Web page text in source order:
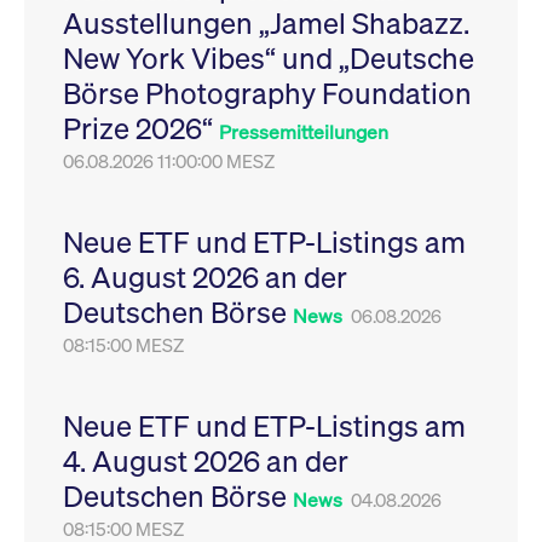
Ausstellungen „Jamel Shabazz.
New York Vibes“ und „Deutsche
Börse Photography Foundation
Prize 2026“ Pressemitteilungen
06.08.2026 11:00:00 MESZ
Neue ETF und ETP-Listings am
6. August 2026 an der
Deutschen Börse News 06.08.2026
08:15:00 MESZ
Neue ETF und ETP-Listings am
4. August 2026 an der
Deutschen Börse News 04.08.2026
08:15:00 MESZ
Leistung der Website
zu messen. Es handelt
sich um ein Muster-
Cookie, bei dem auf
das Präfix _pk_ses
eine kurze Reihe von
VISITOR_PRIVACY_METADATA
YouTube
.youtube.com
6
Monate
Dieses Cookie dient
Speicherung der
Einwilligungs- und
des Nutzers für ihre
Interaktion mit der
Sitzungen geehrt